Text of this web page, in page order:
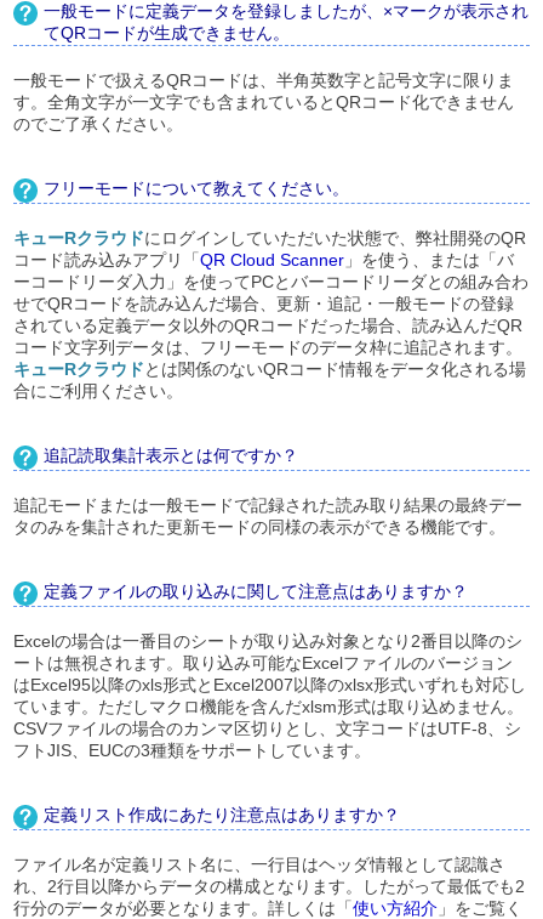
一般モードに定義データを登録しましたが、×マークが表示され
てQRコードが生成できません。
一般モードで扱えるQRコードは、半角英数字と記号文字に限りま
す。全角文字が一文字でも含まれているとQRコード化できません
のでご了承ください。
フリーモードについて教えてください。
キューRクラウドにログインしていただいた状態で、弊社開発のQR
コード読み込みアプリ「QR Cloud Scanner 」を使う、または「バ
ーコードリーダ入力」を使ってPCとバーコードリーダとの組み合わ
せでQRコードを読み込んだ場合、更新・追記・一般モードの登録
されている定義データ以外のQRコードだった場合、読み込んだQR
コード文字列データは、フリーモードのデータ枠に追記されます。
キューRクラウドとは関係のないQRコード情報をデータ化される場
合にご利用ください。
追記読取集計表示とは何ですか？
追記モードまたは一般モードで記録された読み取り結果の最終デー
タのみを集計された更新モードの同様の表示ができる機能です。
定義ファイルの取り込みに関して注意点はありますか？
Excelの場合は一番目のシートが取り込み対象となり2番目以降のシ
ートは無視されます。取り込み可能なExcelファイルのバージョン
はExcel95以降のxls形式とExcel2007以降のxlsx形式いずれも対応し
ています。ただしマクロ機能を含んだxlsm形式は取り込めません。
CSVファイルの場合のカンマ区切りとし、文字コードはUTF-8、シ
フトJIS、EUCの3種類をサポートしています。
定義リスト作成にあたり注意点はありますか？
ファイル名が定義リスト名に、一行目はヘッダ情報として認識さ
れ、2行目以降からデータの構成となります。したがって最低でも2
行分のデータが必要となります。詳しくは「使い方紹介 」をご覧く